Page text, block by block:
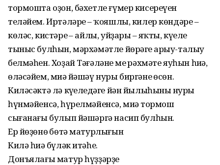
тормошта оҙон, бәхетле ғүмер кисереүен
теләйем. Иртәләрең – ҡояшлы, килер көндәрең –
көләс, кистәрең – айлы, уйҙарың – яҡты, күңелең
тыныс булһын, мәрхәмәтле йөрәгең арыу-талыу
белмәһен. Хоҙай Тәғәләнең мең рәхмәте яуһын һиңә,
өләсәйем, миңә йәшәү нуры биргәнең өсөн.
Киләсәктә лә күңелеңдәге йән йылыһының нуры
һүнмәйенсә, һүрелмәйенсә, миңә тормош
сығанағы булып йәшәргә насип булһын.
Ер йөҙөнөң бөтә матурлығын
Килә һиңә бүләк итәһе.
Донъялағы матур һүҙҙәрҙең